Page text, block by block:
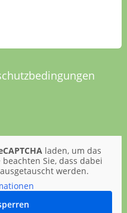
laden, um das
Sie, dass dabei
werden.